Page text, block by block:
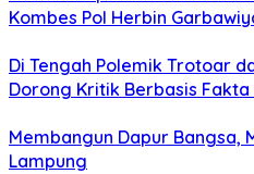
Kombes Pol Herbin
Di Tengah Polemik Trotoar
Dorong Kritik Berbasis Fakta
Membangun Dapur Bangsa,
Lampung